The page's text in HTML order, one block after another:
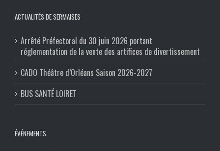
ACTUALITÉS DE SERMAISES
Arrêté Préfectoral du 30 juin 2026 portant
réglementation de la vente des artifices de divertissement
CADO Théâtre d’Orléans Saison 2026-2027
BUS SANTÉ LOIRET
ÉVÉNEMENTS